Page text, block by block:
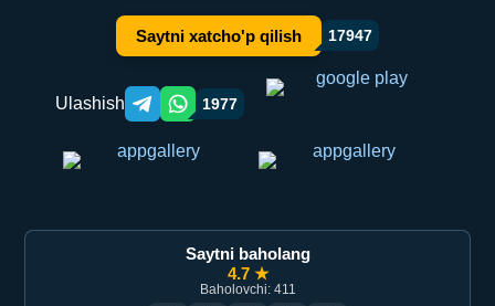
Saytni xatcho'p qilish 17947
Ulashish Telegram orqali ulashish
WhatsApp orqali ulashish
1977
Saytni baholang
4.7 ★
Baholovchi: 411